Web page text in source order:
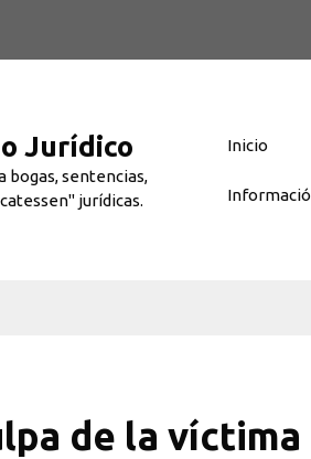
Jurídico
bogas, sentencias,
jurídicas.
Inicio
de la víctima